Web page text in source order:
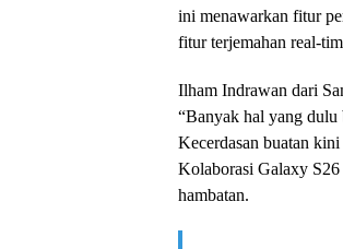
ini menawarkan fitur
fitur terjemahan real-
Ilham Indrawan dari
“Banyak hal yang
Kecerdasan buatan
Kolaborasi Galaxy S26
hambatan.